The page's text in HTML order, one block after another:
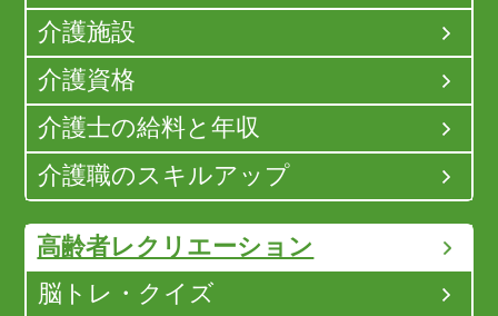
介護施設
介護資格
介護士の給料と年収
介護職のスキルアップ
高齢者レクリエーション
脳トレ・クイズ